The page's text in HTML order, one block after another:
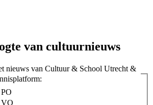
van cultuurnieuws
nieuws van Cultuur & School Utrecht &
VO